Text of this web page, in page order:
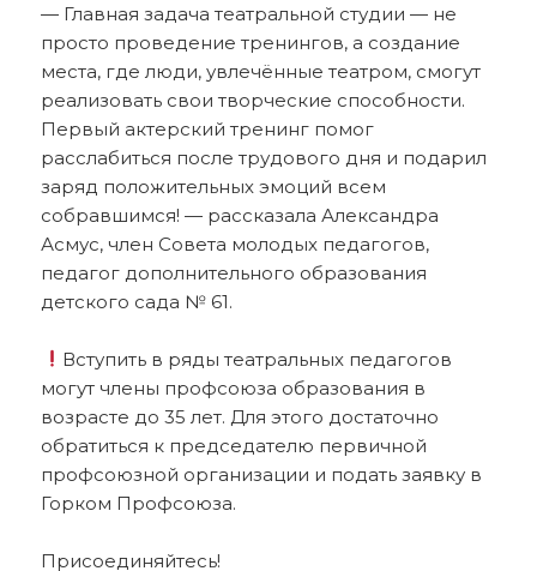
— Главная задача театральной студии — не
просто проведение тренингов, а создание
места, где люди, увлечённые театром, смогут
реализовать свои творческие способности.
Первый актерский тренинг помог
расслабиться после трудового дня и подарил
заряд положительных эмоций всем
собравшимся! — рассказала Александра
Асмус, член Совета молодых педагогов,
педагог дополнительного образования
детского сада № 61.
Вступить в ряды театральных педагогов
могут члены профсоюза образования в
возрасте до 35 лет. Для этого достаточно
обратиться к председателю первичной
профсоюзной организации и подать заявку в
Горком Профсоюза.
Присоединяйтесь!